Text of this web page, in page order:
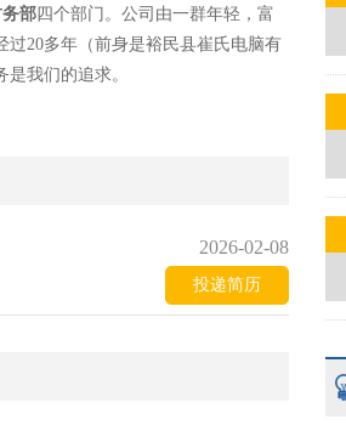
部四个部门 。公司由一群年轻，富
过20多年（前身是裕民县崔氏电脑有
我们的追求。
2026-02-08
投递简历